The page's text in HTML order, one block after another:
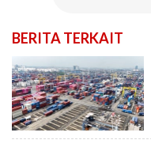
BERITA TERKAIT